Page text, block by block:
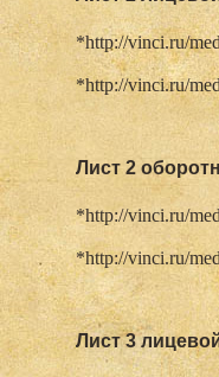
*http://vinci.ru/
*http://vinci.ru/
Лист 2
*http://vinci.ru/
*http://vinci.ru/
Лист 3